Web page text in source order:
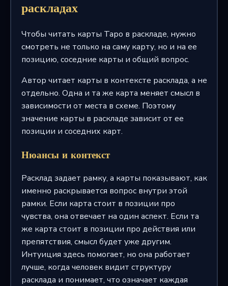
раскладах
Чтобы читать карты Таро в раскладе, нужно
смотреть не только на саму карту, но и на ее
позицию, соседние карты и общий вопрос.
Автор читает карты в контексте расклада, а не
отдельно. Одна и та же карта меняет смысл в
зависимости от места в схеме. Поэтому
значение карты в раскладе зависит от ее
позиции и соседних карт.
Нюансы и контекст
Расклад задает рамку, а карты показывают, как
именно раскрывается вопрос внутри этой
рамки. Если карта стоит в позиции про
чувства, она отвечает на один аспект. Если та
же карта стоит в позиции про действия или
препятствия, смысл будет уже другим.
Интуиция здесь помогает, но она работает
лучше, когда человек видит структуру
расклада и понимает, что означает каждая